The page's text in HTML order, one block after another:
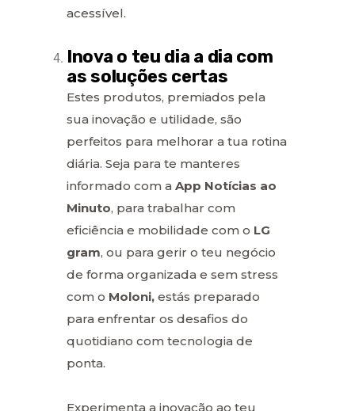
acessível.
Inova o teu dia a dia com
as soluções certas
Estes produtos, premiados pela
sua inovação e utilidade, são
perfeitos para melhorar a tua rotina
diária. Seja para te manteres
informado com a App Notícias ao
Minuto, para trabalhar com
eficiência e mobilidade com o LG
gram, ou para gerir o teu negócio
de forma organizada e sem stress
com o Moloni, estás preparado
para enfrentar os desafios do
quotidiano com tecnologia de
ponta.
Experimenta a inovação ao teu